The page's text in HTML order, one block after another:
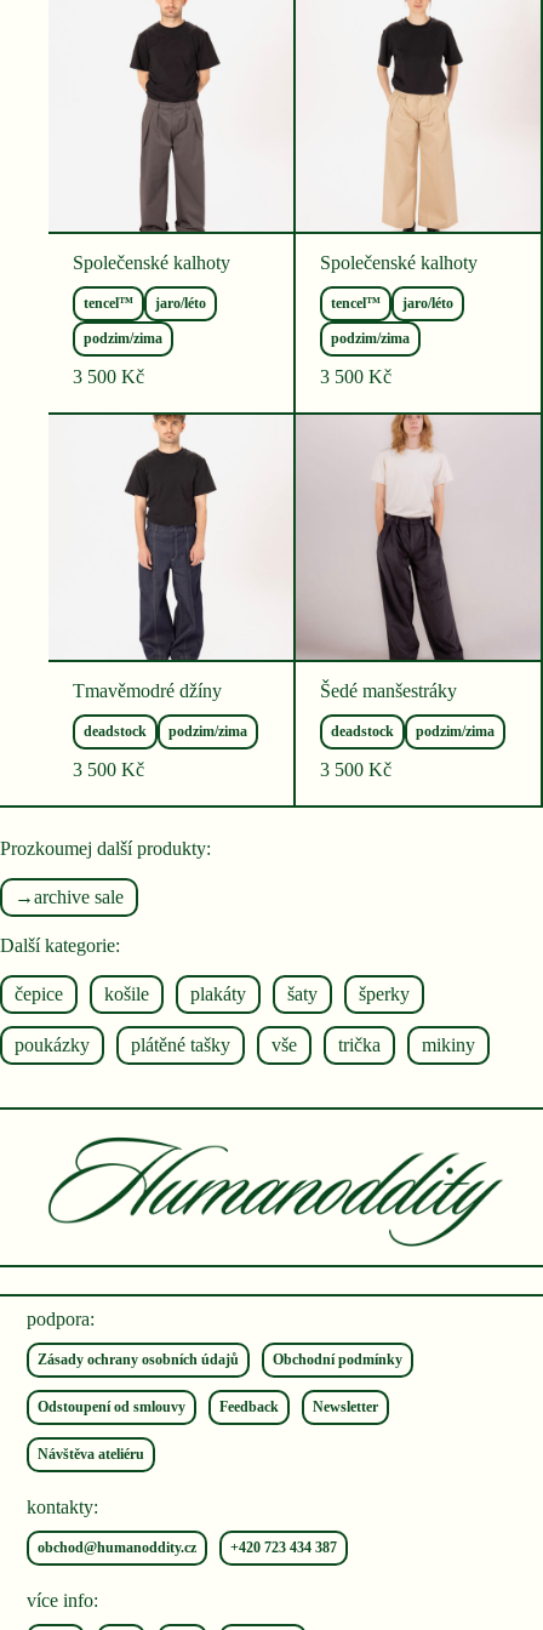
Společenské kalhoty
tencel™ jaro/léto
podzim/zima
3 500 Kč
Společenské kalhoty
tencel™ jaro/léto
podzim/zima
3 500 Kč
Tmavěmodré džíny
deadstock podzim/zima
3 500 Kč
Šedé manšestráky
deadstock podzim/zima
3 500 Kč
Prozkoumej další produkty:
→archive sale
Další kategorie:
čepice košile plakáty šaty šperky
poukázky plátěné tašky vše trička mikiny
podpora:
Zásady ochrany osobních údajů Obchodní podmínky
Odstoupení od smlouvy Feedback Newsletter
Návštěva ateliéru
kontakty:
obchod@humanoddity.cz +420 ‭723 434 387‬
více info: